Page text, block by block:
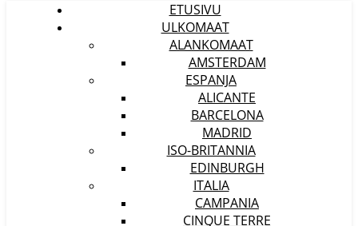
ETUSIVU
ULKOMAAT
ALANKOMAAT
AMSTERDAM
ESPANJA
ALICANTE
BARCELONA
MADRID
ISO-BRITANNIA
EDINBURGH
ITALIA
CAMPANIA
CINQUE TERRE